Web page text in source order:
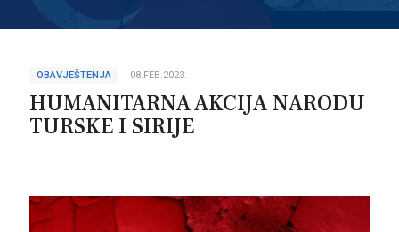
OBAVJEŠTENJA 08.FEB.2023.
HUMANITARNA AKCIJA NARODU
TURSKE I SIRIJE